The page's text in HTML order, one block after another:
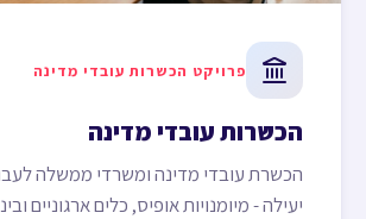
פרויקט הכשרות עובדי מדינה
הכשרות עובדי מדינה
הכשרת עובדי מדינה ומשרדי ממשלה
יעילה - מיומנויות אופיס, כלים ארגוניים